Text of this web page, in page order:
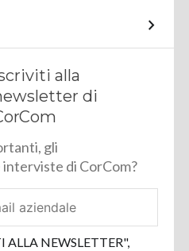
alla
di
gli
di CorCom?
ALLA NEWSLETTER",